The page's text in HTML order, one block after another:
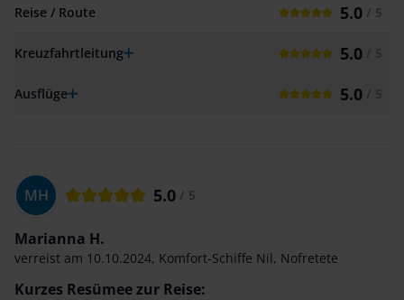
Reise / Route 5.0 / 5
Kreuzfahrtleitung 5.0
Ausflüge 5.0
MH 5.0 / 5
Marianna H.
verreist am 10.10.2024, Komfort-Schiffe Nil, Nofretete
Kurzes Resümee zur Reise: